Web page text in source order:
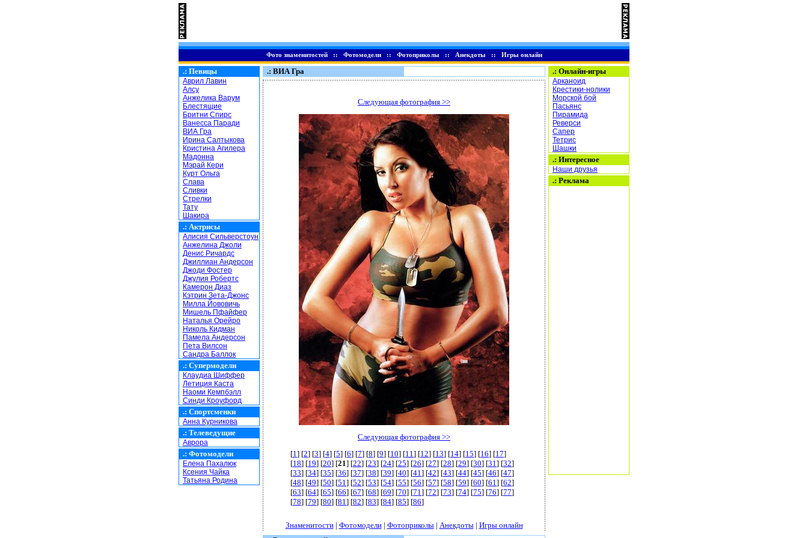
Фото знаменитостей:: Фотомодели:: Фотоприколы:: Анекдоты:: Игры онлайн
.: Певицы
Аврил Лавин
Алсу
Анжелика Варум
Блестящие
Бритни Спирс
Ванесса Паради
ВИА Гра
Ирина Салтыкова
Кристина Агилера
Мадонна
Мэрай Кери
Курт Ольга
Слава
Сливки
Стрелки
Тату
Шакира
.: Актрисы
Алисия Сильверстоун
Анжелина Джоли
Денис Ричардс
Джиллиан Андерсон
Джоди Фостер
Джулия Робертс
Камерон Диаз
Кэтрин Зета-Джонс
Милла Йововичь
Мишель Пфайфер
Наталья Орейро
Николь Кидман
Памела Андерсон
Пета Вилсон
Сандра Баллок
.: Супермодели
Клаудиа Шиффер
Летиция Каста
Наоми Кемпбэлл
Синди Кроуфорд
.: Спортсменки
Анна Курникова
.: Телеведущие
Аврора
.: Фотомодели
Елена Пахалюк
Ксения Чайка
Татьяна Родина
.: ВИА Гра
Следующая фотография >>
Следующая фотография >>
[1] [2] [3] [4] [5] [6] [7] [8] [9] [10] [11] [12] [13] [14] [15] [16] [17]
[18] [19] [20] [21] [22] [23] [24] [25] [26] [27] [28] [29] [30] [31] [32]
[33] [34] [35] [36] [37] [38] [39] [40] [41] [42] [43] [44] [45] [46] [47]
[48] [49] [50] [51] [52] [53] [54] [55] [56] [57] [58] [59] [60] [61] [62]
[63] [64] [65] [66] [67] [68] [69] [70] [71] [72] [73] [74] [75] [76] [77]
[78] [79] [80] [81] [82] [83] [84] [85] [86]
Знаменитости| Фотомодели| Фотоприколы| Анекдоты| Игры онлайн
.: Онлайн-игры
Арканоид
Крестики-нолики
Морской бой
Пасьянс
Пирамида
Реверси
Сапер
Тетрис
Шашки
.: Интересное
Наши друзья
.: Реклама